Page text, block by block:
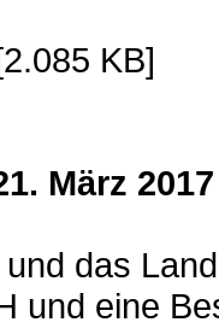
KB]
März
das
und eine